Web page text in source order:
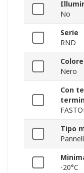
No
Serie
RND
Nero
Con
Tipo
-20°C